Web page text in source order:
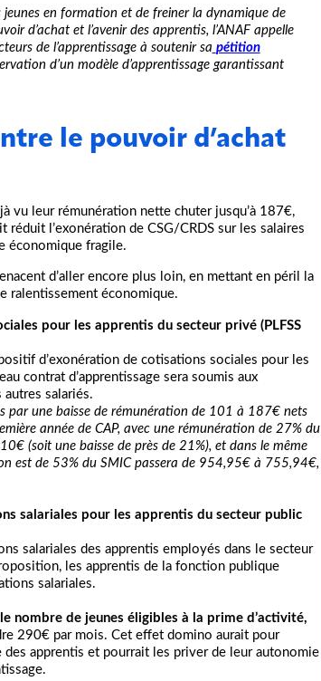
en formation et de freiner la dynamique de
d’achat et l’avenir des apprentis, l’ANAF appelle
de l’apprentissage à soutenir sa pétition
d’un modèle d’apprentissage garantissant
le pouvoir d’achat
vu leur rémunération nette chuter jusqu’à 187€,
l’exonération de CSG/CRDS sur les salaires
économique fragile.
d’aller encore plus loin, en mettant en péril la
ralentissement économique.
pour les apprentis du secteur privé (PLFSS
d’exonération de cotisations sociales pour les
contrat d’apprentissage sera soumis aux
salariés.
par une baisse de rémunération de 101 à 187€ nets
année de CAP, avec une rémunération de 27% du
(soit une baisse de près de 21%), et dans le même
est de 53% du SMIC passera de 954,95€ à 755,94€,
salariales pour les apprentis du secteur public
salariales des apprentis employés dans le secteur
les apprentis de la fonction publique
salariales.
nombre de jeunes éligibles à la prime d’activité,
290€ par mois. Cet effet domino aurait pour
des apprentis et pourrait les priver de leur autonomie